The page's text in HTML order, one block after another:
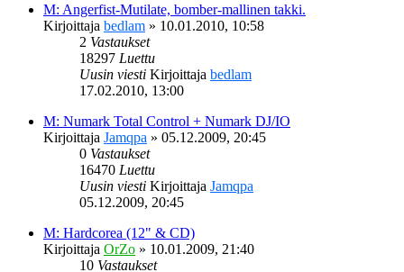
M: Angerfist-Mutilate, bomber-mallinen takki.
Kirjoittaja bedlam » 10.01.2010, 10:58
2 Vastaukset
18297 Luettu
Uusin viesti Kirjoittaja bedlam
17.02.2010, 13:00
M: Numark Total Control + Numark DJ/IO
Kirjoittaja Jamqpa » 05.12.2009, 20:45
0 Vastaukset
16470 Luettu
Uusin viesti Kirjoittaja Jamqpa
05.12.2009, 20:45
M: Hardcorea (12" & CD)
Kirjoittaja OrZo » 10.01.2009, 21:40
10 Vastaukset